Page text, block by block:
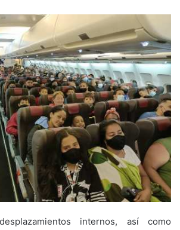
internos, así como